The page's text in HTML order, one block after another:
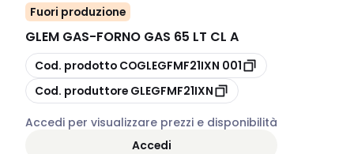
Fuori produzione
GLEM GAS-FORNO GAS 65 LT CL A
copia
Cod. prodotto COGLEGFMF21IXN 001
copia
Cod. produttore GLEGFMF21IXN
Accedi per visualizzare prezzi e disponibilità
Accedi